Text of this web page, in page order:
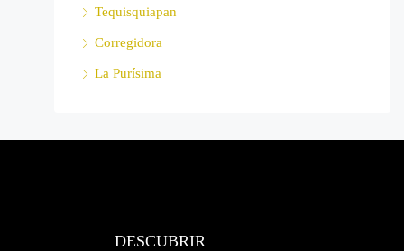
Tequisquiapan
Corregidora
La Purísima
DESCUBRIR